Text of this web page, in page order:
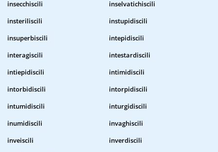
insecchiscili
inselvatichiscili
insteriliscili
instupidiscili
insuperbiscili
intepidiscili
interagiscili
intestardiscili
intiepidiscili
intimidiscili
intorbidiscili
intorpidiscili
intumidiscili
inturgidiscili
inumidiscili
invaghiscili
inveiscili
inverdiscili